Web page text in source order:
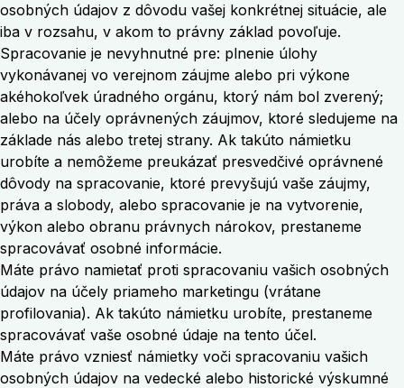
osobných údajov z dôvodu vašej konkrétnej situácie, ale
iba v rozsahu, v akom to právny základ povoľuje.
Spracovanie je nevyhnutné pre: plnenie úlohy
vykonávanej vo verejnom záujme alebo pri výkone
akéhokoľvek úradného orgánu, ktorý nám bol zverený;
alebo na účely oprávnených záujmov, ktoré sledujeme na
základe nás alebo tretej strany. Ak takúto námietku
urobíte a nemôžeme preukázať presvedčivé oprávnené
dôvody na spracovanie, ktoré prevyšujú vaše záujmy,
práva a slobody, alebo spracovanie je na vytvorenie,
výkon alebo obranu právnych nárokov, prestaneme
spracovávať osobné informácie.
Máte právo namietať proti spracovaniu vašich osobných
údajov na účely priameho marketingu (vrátane
profilovania). Ak takúto námietku urobíte, prestaneme
spracovávať vaše osobné údaje na tento účel.
Máte právo vzniesť námietky voči spracovaniu vašich
osobných údajov na vedecké alebo historické výskumné